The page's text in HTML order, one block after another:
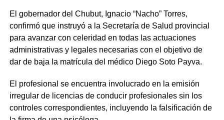
El gobernador del Chubut, Ignacio “Nacho” Torres,
confirmó que instruyó a la Secretaría de Salud provincial
para avanzar con celeridad en todas las actuaciones
administrativas y legales necesarias con el objetivo de
dar de baja la matrícula del médico Diego Soto Payva.
El profesional se encuentra involucrado en la emisión
irregular de licencias de conducir profesionales sin los
controles correspondientes, incluyendo la falsificación de